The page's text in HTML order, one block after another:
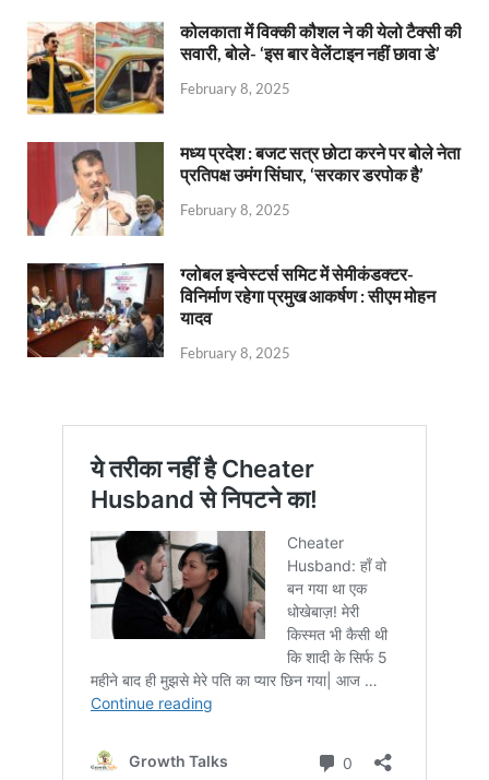
कोलकाता में विक्की कौशल ने की येलो टैक्सी की
सवारी, बोले- ‘इस बार वेलेंटाइन नहीं छावा डे’
February 8, 2025
मध्य प्रदेश : बजट सत्र छोटा करने पर बोले नेता
प्रतिपक्ष उमंग सिंघार, ‘सरकार डरपोक है’
February 8, 2025
ग्लोबल इन्वेस्टर्स समिट में सेमीकंडक्टर-
विनिर्माण रहेगा प्रमुख आकर्षण : सीएम मोहन
यादव
February 8, 2025